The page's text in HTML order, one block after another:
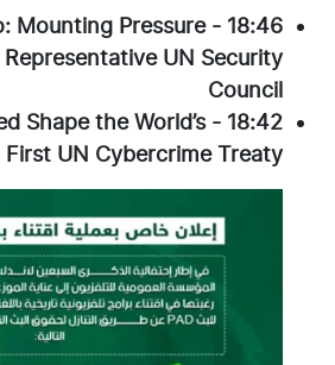
18:46
-
Mounting Pressure
UN Security
Council
18:42
-
Shape the World’s
First UN Cybercrime Treaty